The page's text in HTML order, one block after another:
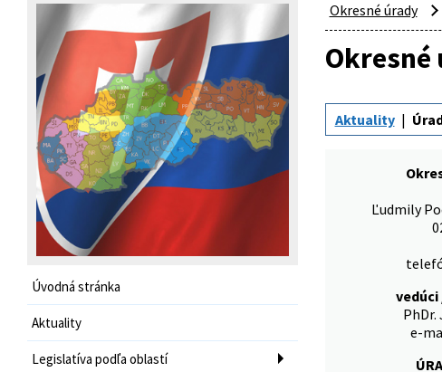
Úvodná stránka
Aktuality
Legislatíva podľa oblastí
Okresné úrady
Okresné
Aktuality
Ľudmily
PhDr.
e-